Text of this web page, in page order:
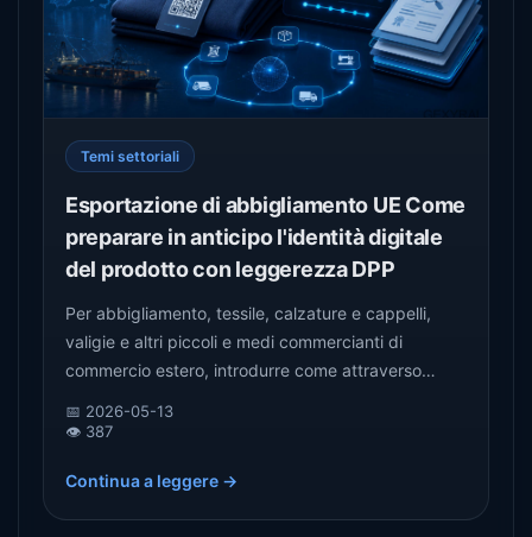
Temi settoriali
Esportazione di abbigliamento UE Come
preparare in anticipo l'identità digitale
del prodotto con leggerezza DPP
Per abbigliamento, tessile, calzature e cappelli,
valigie e altri piccoli e medi commercianti di
commercio estero, introdurre come attraverso
informazioni di codice QR, l'archivio delle prove e la
le informazioni sui prodotti e i documenti di
📅 2026-05-13
👁️ 387
Continua a leggere →